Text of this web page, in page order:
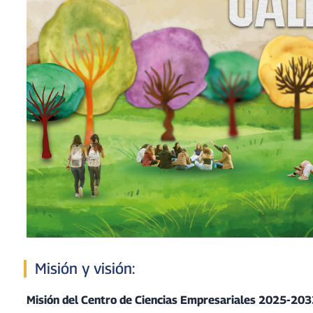
Misión y visión:
Misión del Centro de Ciencias Empresariales 2025-